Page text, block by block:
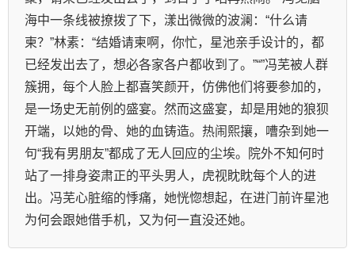
海中一条线被撩拨了下，漾出微微的波澜：“什么请
柬？”林素：“结婚请柬啊，你忙，星池亲手设计的，都
已经发出去了，想必各家各户都收到了。”“”冯芜被人群
簇拥，每个人脸上都喜笑颜开，仿佛他们将要参加的，
是一场史无前例的盛宴。然而这盛宴，却是用她的狼狈
开端，以她的骨、她的血铸造。热闹熙攘，嘈杂到她一
句“我有男朋友”都成了无人回应的尘埃。院外不知何时
站了一排身姿肃正的平头男人，虎视眈眈每个人的进
出。冯芜心脏缩的悸痛，她恍惚想起，在进门前许星池
为何会跟她借手机，又为何一直没还她。